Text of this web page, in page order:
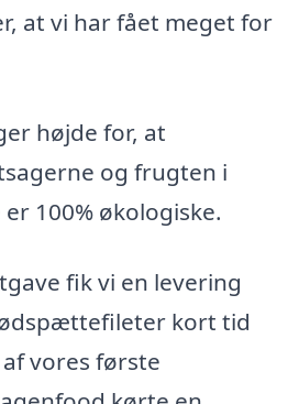
at vi har fået meget for
højde for, at
og frugten i
100% økologiske.
fik vi en levering
kort tid
vores første